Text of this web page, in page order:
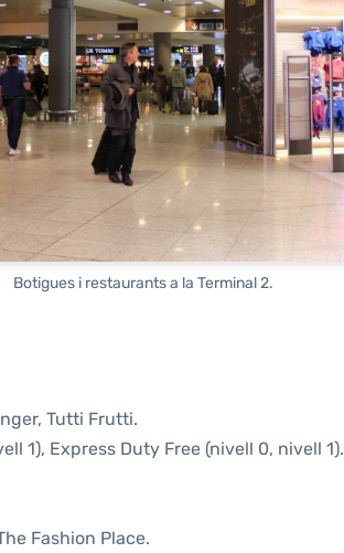
Botigues i restaurants a la Terminal 2.
Tutti Frutti.
1), Express Duty Free (nivell 0, nivell 1).
Fashion Place.